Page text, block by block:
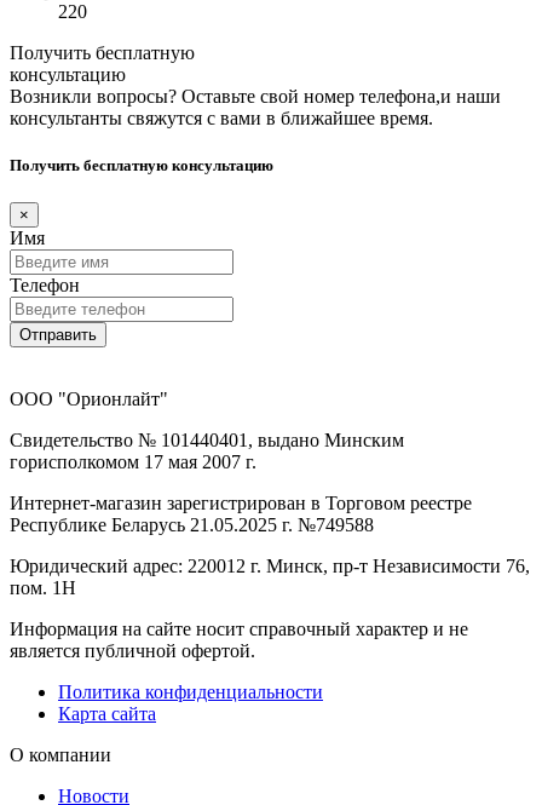
220
Получить бесплатную
консультацию
Возникли вопросы? Оставьте свой номер телефона,и наши
консультанты свяжутся с вами в ближайшее время.
Получить бесплатную консультацию
×
Имя
Телефон
Отправить
ООО "Орионлайт"
Свидетельство № 101440401, выдано Минским
горисполкомом 17 мая 2007 г.
Интернет-магазин зарегистрирован в Торговом реестре
Республике Беларусь 21.05.2025 г. №749588
Юридический адрес: 220012 г. Минск, пр-т Независимости 76,
пом. 1Н
Информация на сайте носит справочный характер и не
является публичной офертой.
Политика конфиденциальности
Карта сайта
О компании
Новости